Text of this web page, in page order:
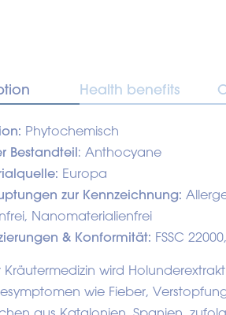
Health benefits
Phytochemisch
Bestandteil: Anthocyane
Europa
zur Kennzeichnung:
Nanomaterialienfrei
& Konformität: FSSC
Kräutermedizin wird
wie Fieber,